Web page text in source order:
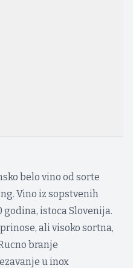
belo vino od sorte
Vino iz sopstvenih
istoca Slovenija.
ali visoko sortna,
branje
u inox